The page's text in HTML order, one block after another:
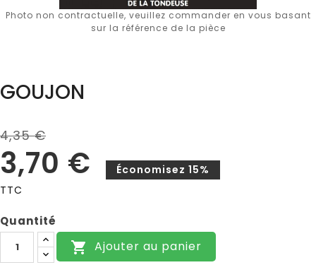
Photo non contractuelle, veuillez commander en vous basant
sur la référence de la pièce
GOUJON
4,35 €
3,70 €
Économisez 15%
TTC
Quantité
 Ajouter au panier